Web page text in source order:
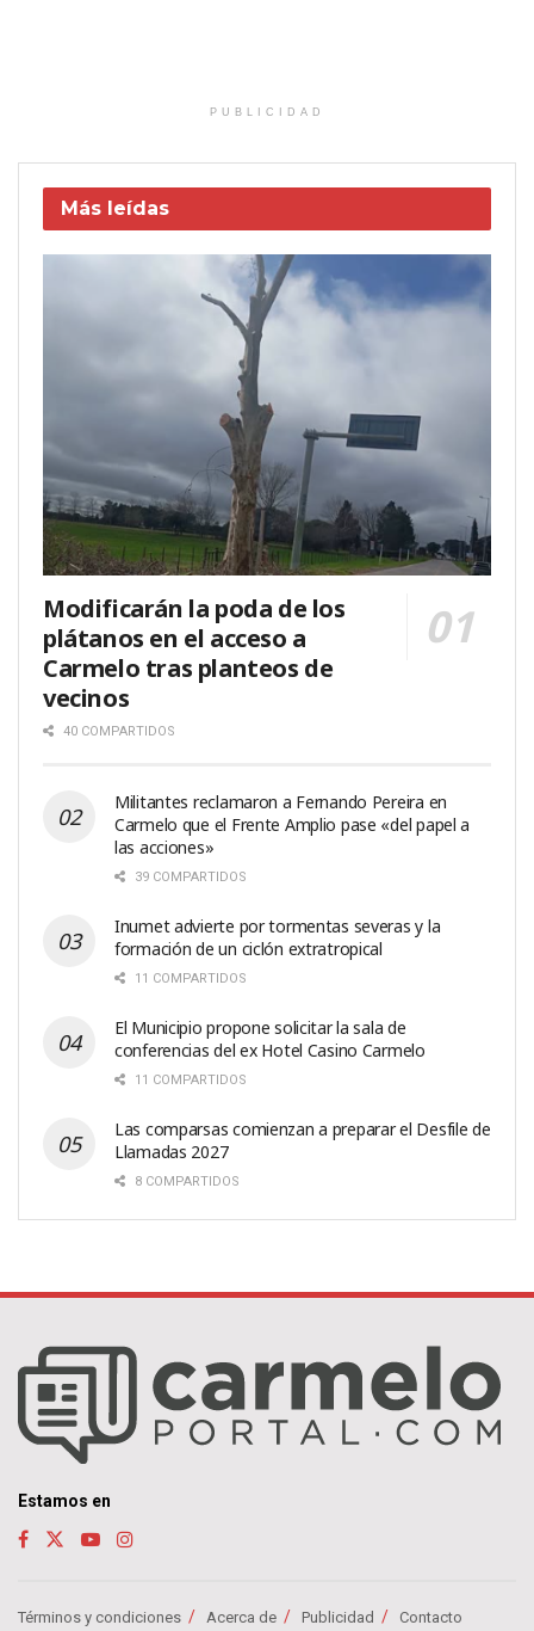
PUBLICIDAD
Más leídas
Modificarán la poda de los
plátanos en el acceso a
Carmelo tras planteos de
vecinos
40 COMPARTIDOS
Militantes reclamaron a Fernando Pereira en
Carmelo que el Frente Amplio pase «del papel a
las acciones»
39 COMPARTIDOS
Inumet advierte por tormentas severas y la
formación de un ciclón extratropical
11 COMPARTIDOS
El Municipio propone solicitar la sala de
conferencias del ex Hotel Casino Carmelo
11 COMPARTIDOS
Las comparsas comienzan a preparar el Desfile de
Llamadas 2027
8 COMPARTIDOS
Estamos en
Términos y condiciones Acerca de Publicidad Contacto